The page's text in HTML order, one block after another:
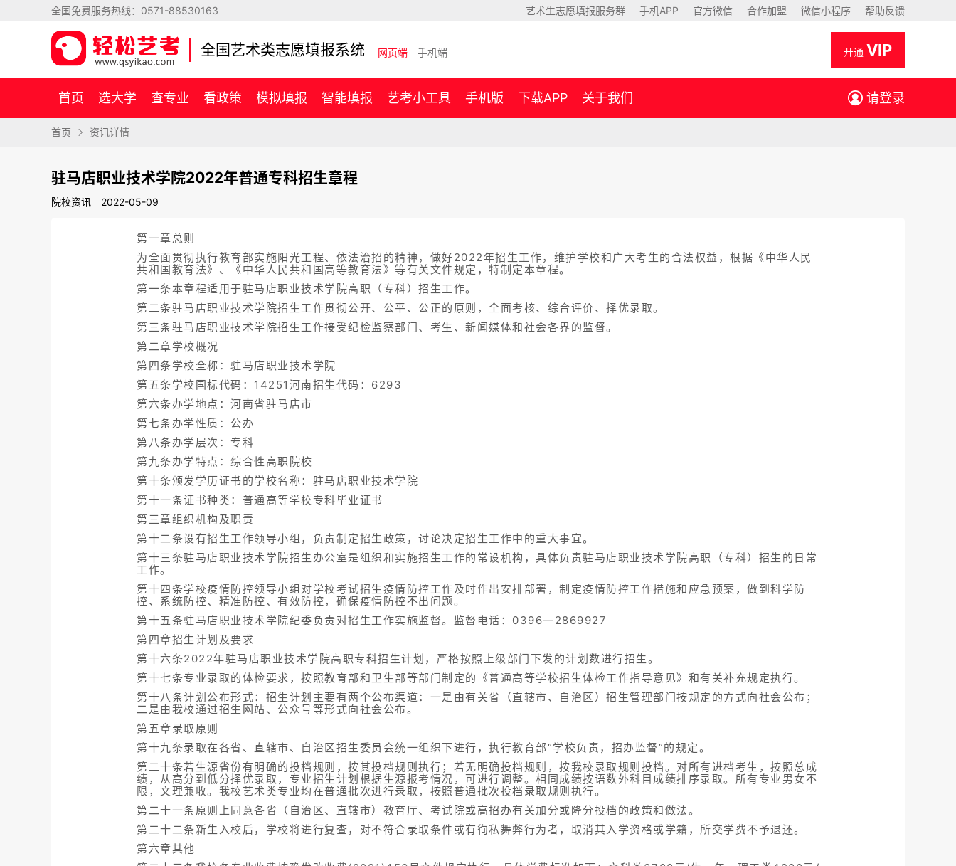
全国免费服务热线： 0571-88530163 艺术生志愿填报服务群 手机APP 官方微信 合作加盟 微信小程序 帮助反馈
全国艺术类志愿填报系统 网页端 手机端 开通 VIP
首页 选大学 查专业 看政策 模拟填报 智能填报 艺考小工具 手机版 下载APP 关于我们 请登录
首页 资讯详情
驻马店职业技术学院2022年普通专科招生章程
院校资讯 2022-05-09
第一章总则
为全面贯彻执行教育部实施阳光工程、依法治招的精神，做好2022年招生工作，维护学校和广大考生的合法权益，根据《中华人民
共和国教育法》、《中华人民共和国高等教育法》等有关文件规定，特制定本章程。
第一条本章程适用于驻马店职业技术学院高职（专科）招生工作。
第二条驻马店职业技术学院招生工作贯彻公开、公平、公正的原则，全面考核、综合评价、择优录取。
第三条驻马店职业技术学院招生工作接受纪检监察部门、考生、新闻媒体和社会各界的监督。
第二章学校概况
第四条学校全称：驻马店职业技术学院
第五条学校国标代码：14251河南招生代码：6293
第六条办学地点：河南省驻马店市
第七条办学性质：公办
第八条办学层次：专科
第九条办学特点：综合性高职院校
第十条颁发学历证书的学校名称：驻马店职业技术学院
第十一条证书种类：普通高等学校专科毕业证书
第三章组织机构及职责
第十二条设有招生工作领导小组，负责制定招生政策，讨论决定招生工作中的重大事宜。
第十三条驻马店职业技术学院招生办公室是组织和实施招生工作的常设机构，具体负责驻马店职业技术学院高职（专科）招生的日常
工作。
第十四条学校疫情防控领导小组对学校考试招生疫情防控工作及时作出安排部署，制定疫情防控工作措施和应急预案，做到科学防
控、系统防控、精准防控、有效防控，确保疫情防控不出问题。
第十五条驻马店职业技术学院纪委负责对招生工作实施监督。监督电话：0396—2869927
第四章招生计划及要求
第十六条2022年驻马店职业技术学院高职专科招生计划，严格按照上级部门下发的计划数进行招生。
第十七条专业录取的体检要求，按照教育部和卫生部等部门制定的《普通高等学校招生体检工作指导意见》和有关补充规定执行。
第十八条计划公布形式：招生计划主要有两个公布渠道：一是由有关省（直辖市、自治区）招生管理部门按规定的方式向社会公布；
二是由我校通过招生网站、公众号等形式向社会公布。
第五章录取原则
第十九条录取在各省、直辖市、自治区招生委员会统一组织下进行，执行教育部“学校负责，招办监督”的规定。
第二十条若生源省份有明确的投档规则，按其投档规则执行；若无明确投档规则，按我校录取规则投档。对所有进档考生，按照总成
绩，从高分到低分择优录取，专业招生计划根据生源报考情况，可进行调整。相同成绩按语数外科目成绩排序录取。所有专业男女不
限，文理兼收。我校艺术类专业均在普通批次进行录取，按照普通批次投档录取规则执行。
第二十一条原则上同意各省（自治区、直辖市）教育厅、考试院或高招办有关加分或降分投档的政策和做法。
第二十二条新生入校后，学校将进行复查，对不符合录取条件或有徇私舞弊行为者，取消其入学资格或学籍，所交学费不予退还。
第六章其他